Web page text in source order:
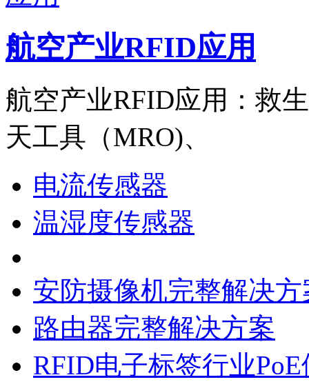
航空产业RFID应用
航空产业RFID应用：救
天工具（MRO)、
电流传感器
温湿度传感器
安防摄像机完整解决方
路由器完整解决方案
RFID电子标签行业